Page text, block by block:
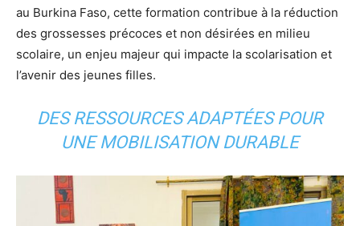
au Burkina Faso, cette formation contribue à la réduction
des grossesses précoces et non désirées en milieu
scolaire, un enjeu majeur qui impacte la scolarisation et
l’avenir des jeunes filles.
DES RESSOURCES ADAPTÉES POUR
UNE MOBILISATION DURABLE